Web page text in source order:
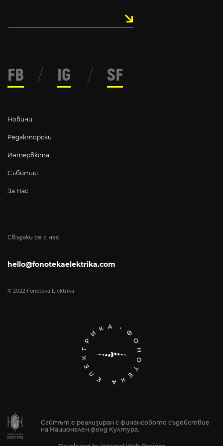
Свържи се с нас
hello@fonotekaelektrika.com
© 2022 Fonoteka Elektrika
Новини
Редакторски
Интервюта
Събития
За Нас
FB / IG / SF
Сайтът е реализиран с финансовото съдействие
на Национален фонд Култура.